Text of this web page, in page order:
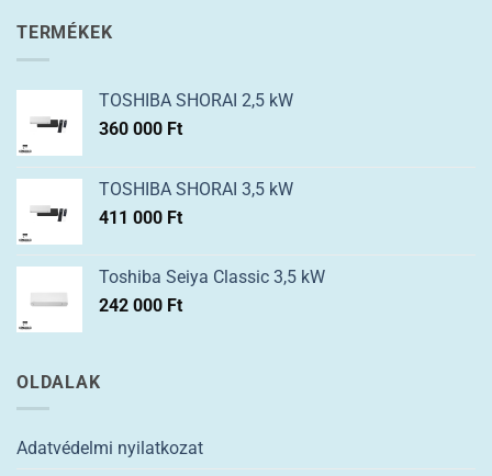
TERMÉKEK
TOSHIBA SHORAI 2,5 kW
360 000 Ft
TOSHIBA SHORAI 3,5 kW
411 000 Ft
Toshiba Seiya Classic 3,5 kW
242 000 Ft
OLDALAK
Adatvédelmi nyilatkozat